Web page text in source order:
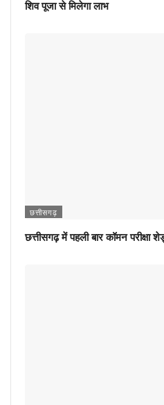
शिव पूजा से मिलेगा लाभ
छत्तीसगढ़
छत्तीसगढ़ में पहली बार कॉमन